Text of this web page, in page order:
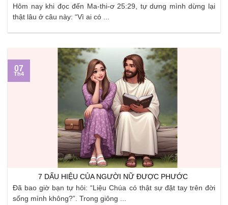
Hôm nay khi đọc đến Ma-thi-ơ 25:29, tự dưng mình dừng lại
thật lâu ở câu này: “Vì ai có ...
7 DẤU HIỆU CỦA NGƯỜI NỮ ĐƯỢC PHƯỚC
Đã bao giờ bạn tự hỏi: “Liệu Chúa có thật sự đặt tay trên đời
sống mình không?”. Trong giông ...
07
Th4